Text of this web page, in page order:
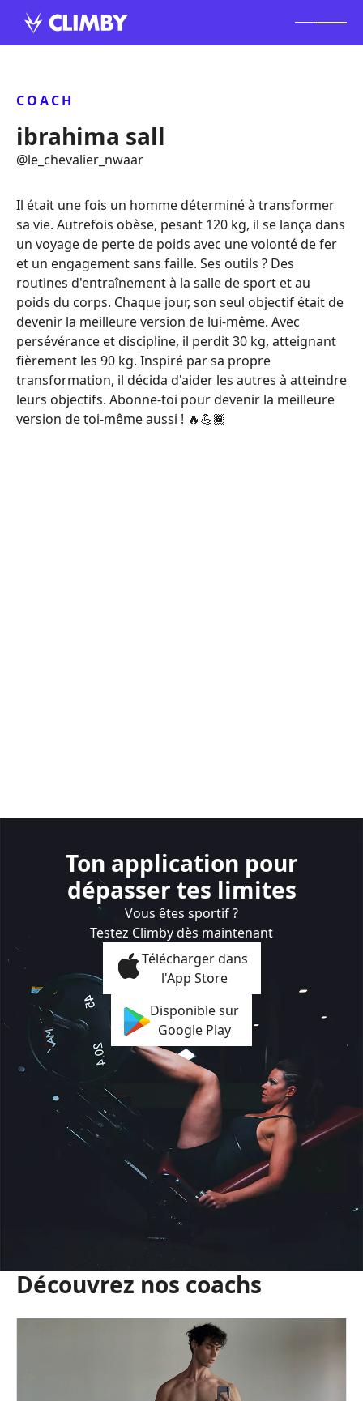
COACH
ibrahima sall
@le_chevalier_nwaar
Il était une fois un homme déterminé à transformer
sa vie. Autrefois obèse, pesant 120 kg, il se lança dans
un voyage de perte de poids avec une volonté de fer
et un engagement sans faille. Ses outils ? Des
routines d'entraînement à la salle de sport et au
poids du corps. Chaque jour, son seul objectif était de
devenir la meilleure version de lui-même. Avec
persévérance et discipline, il perdit 30 kg, atteignant
fièrement les 90 kg. Inspiré par sa propre
transformation, il décida d'aider les autres à atteindre
leurs objectifs. Abonne-toi pour devenir la meilleure
version de toi-même aussi ! 🔥💪🏾
Ton application pour
dépasser tes limites
Vous êtes sportif ?
Testez Climby dès maintenant
Télécharger dans
l'App Store
Disponible sur
Google Play
Découvrez nos coachs